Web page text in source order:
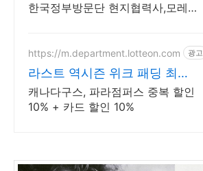
한국정부방문단 현지협력사,모레
https://m.department.lotteon.com 광고
라스트 역시즌 위크 패딩 최대
74% 할인
캐나다구스, 파라점퍼스 중복 할인
10% + 카드 할인 10%